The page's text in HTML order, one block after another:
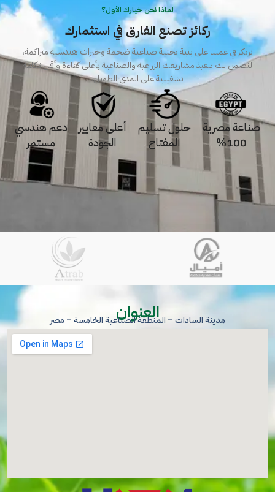
لماذا نحن خيارك الأول؟
ركائز تصنع الفارق في استثمارك
نرتكز في عملنا على بنية تحتية صناعية ضخمة وخبرات هندسية متراكمة،
لنضمن لك تنفيذ مشاريعك الزراعية والصناعية بأعلى كفاءة وأقل تكلفة
تشغيلية على المدى الطويل.
صناعة مصرية
100%
حلول تسليم
المفتاح
أعلى معايير
الجودة
دعم هندسي
مستمر
العنوان
مدينة السادات – المنطقة الصناعية الخامسة – مصر